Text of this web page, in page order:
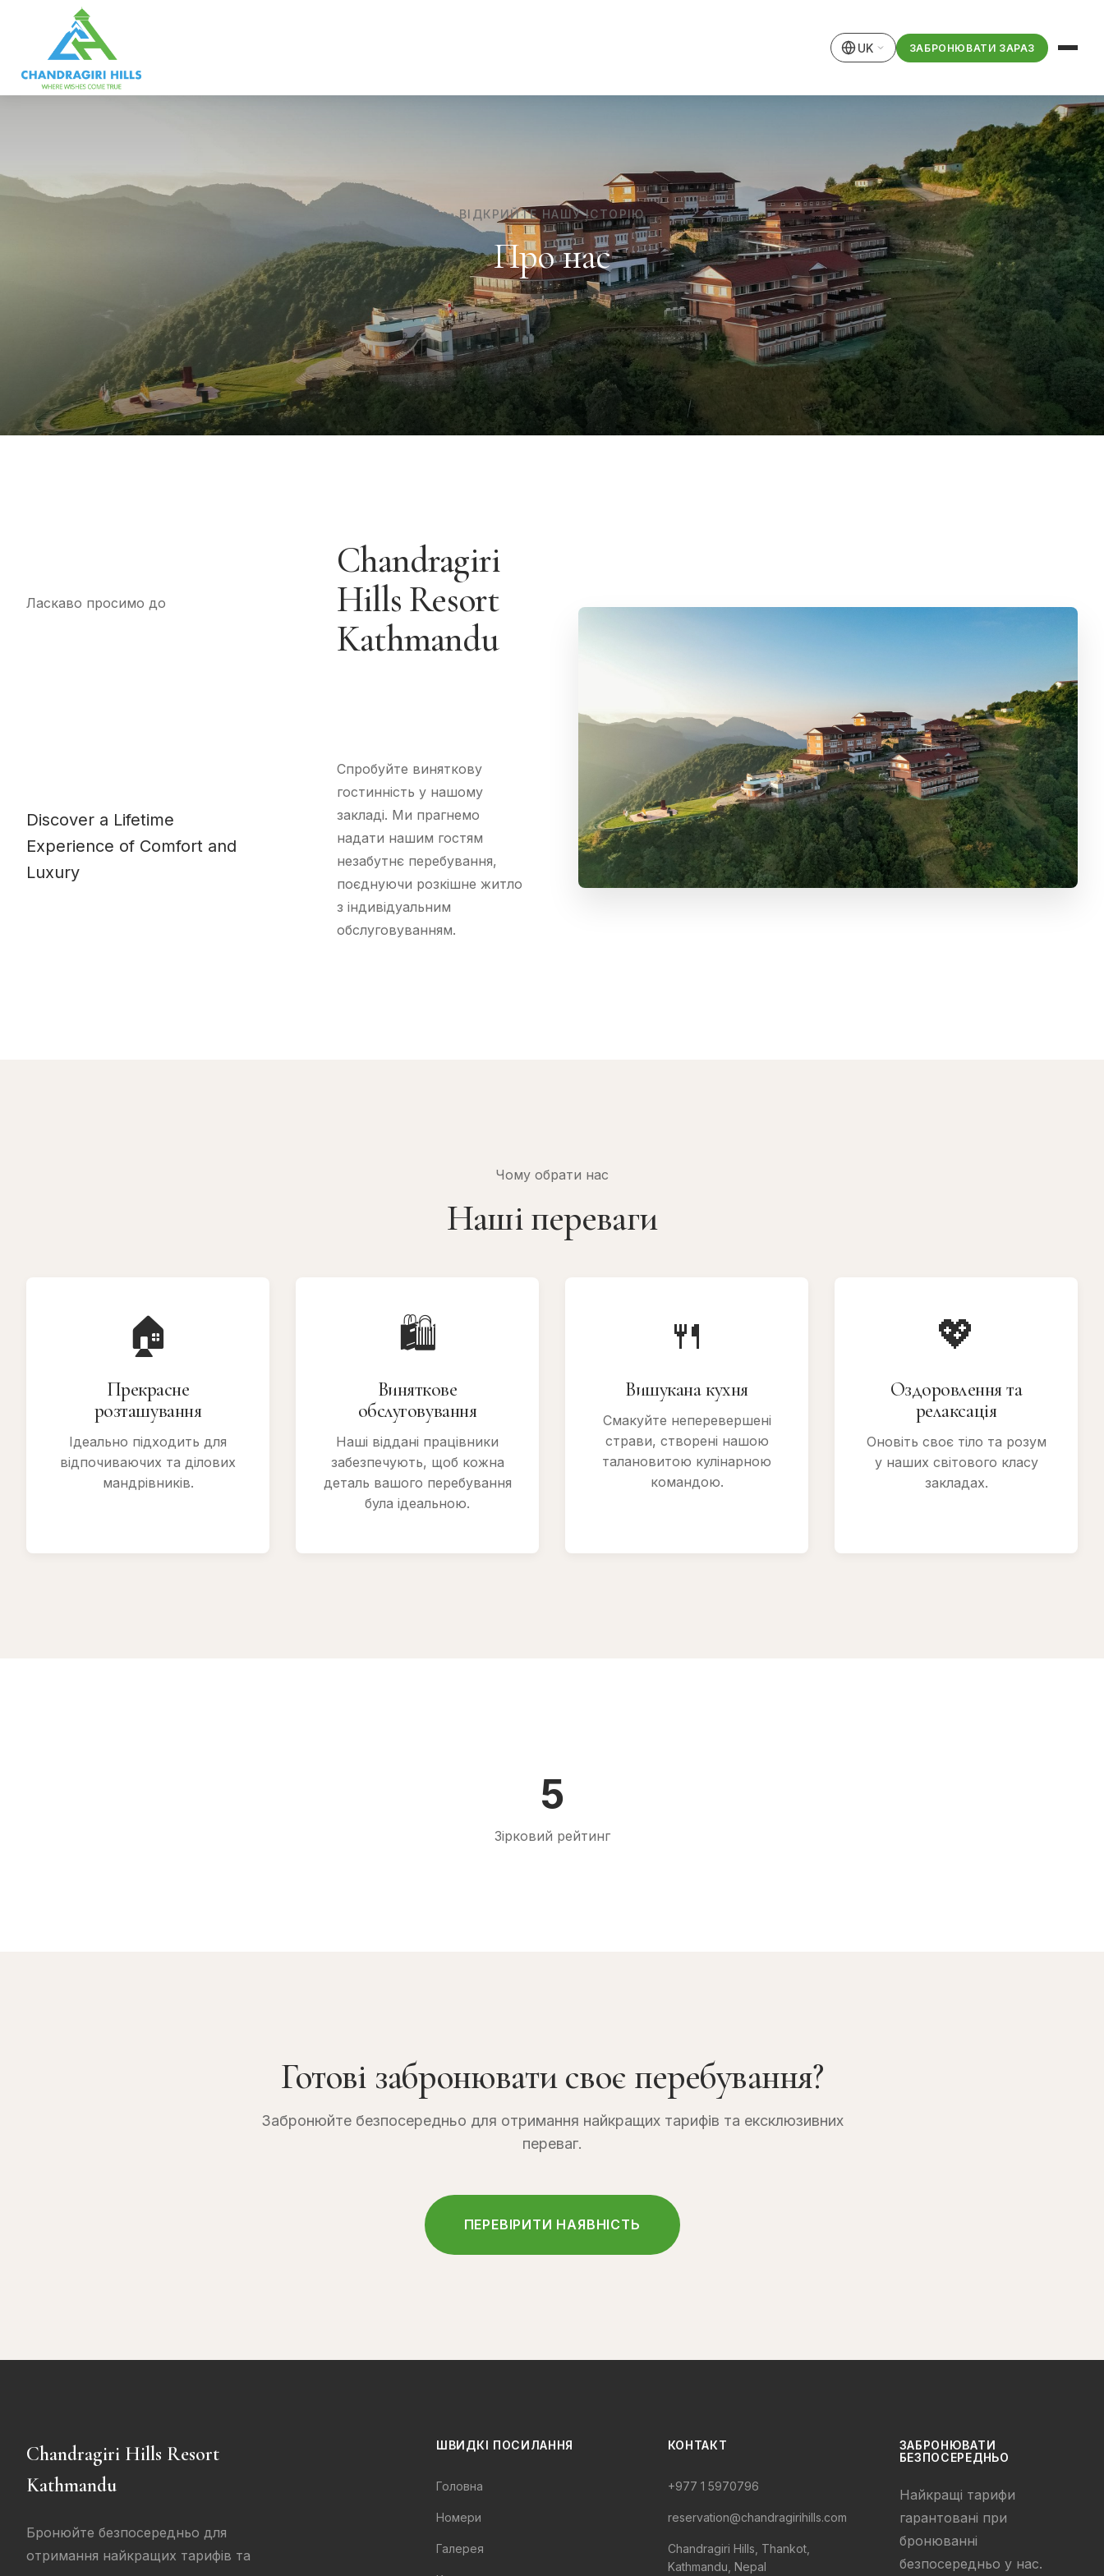
UK ЗАБРОНЮВАТИ ЗАРАЗ
ВІДКРИЙТЕ НАШУ ІСТОРІЮ
Про нас
Ласкаво просимо до
Chandragiri
Hills Resort
Kathmandu
Discover a Lifetime
Experience of Comfort and
Luxury
Спробуйте виняткову
гостинність у нашому
закладі. Ми прагнемо
надати нашим гостям
незабутнє перебування,
поєднуючи розкішне житло
з індивідуальним
обслуговуванням.
Чому обрати нас
Наші переваги
🏠
Прекрасне
розташування
Ідеально підходить для
відпочиваючих та ділових
мандрівників.
🛍
Виняткове
обслуговування
Наші віддані працівники
забезпечують, щоб кожна
деталь вашого перебування
була ідеальною.
🍴
Вишукана кухня
Смакуйте неперевершені
страви, створені нашою
талановитою кулінарною
командою.
💖
Оздоровлення та
релаксація
Оновіть своє тіло та розум
у наших світового класу
закладах.
5
Зірковий рейтинг
Готові забронювати своє перебування?
Забронюйте безпосередньо для отримання найкращих тарифів та ексклюзивних
переваг.
ПЕРЕВІРИТИ НАЯВНІСТЬ
Chandragiri Hills Resort
Kathmandu
Бронюйте безпосередньо для
отримання найкращих тарифів та
ШВИДКІ ПОСИЛАННЯ
Головна
Номери
Галерея
КОНТАКТ
+977 1 5970796
reservation@chandragirihills.com
Chandragiri Hills, Thankot,
Kathmandu, Nepal
ЗАБРОНЮВАТИ
БЕЗПОСЕРЕДНЬО
Найкращі тарифи
гарантовані при
бронюванні
безпосередньо у нас.